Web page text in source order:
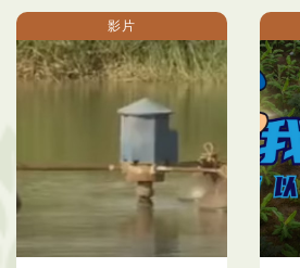
影片